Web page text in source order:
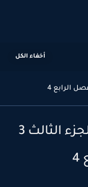
رواية لم يكن تصادف الجزء الثالث 3